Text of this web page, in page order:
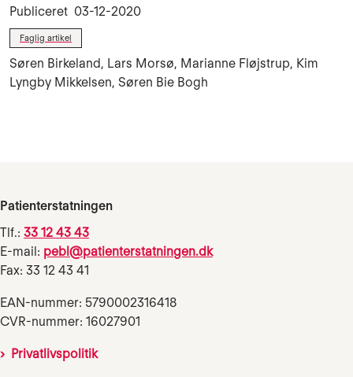
Publiceret 03-12-2020
Faglig artikel
Søren Birkeland, Lars Morsø, Marianne Fløjstrup, Kim
Lyngby Mikkelsen, Søren Bie Bogh
Patienterstatningen
Tlf.: 33 12 43 43
E-mail: pebl@patienterstatningen.dk
Fax: 33 12 43 41
EAN-nummer: 5790002316418
CVR-nummer: 16027901
Privatlivspolitik